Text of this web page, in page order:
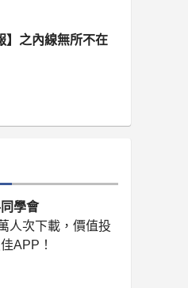
】之內線無所不在
學會
人次下載，價值投
APP！